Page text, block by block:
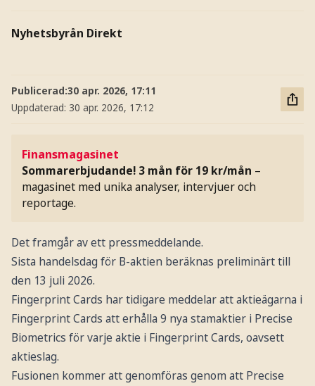
Nyhetsbyrån Direkt
Publicerad:30 apr. 2026, 17:11
Uppdaterad: 30 apr. 2026, 17:12
Finansmagasinet
Sommarerbjudande! 3 mån för 19 kr/mån –
magasinet med unika analyser, intervjuer och
reportage.
Det framgår av ett pressmeddelande.
Sista handelsdag för B-aktien beräknas preliminärt till
den 13 juli 2026.
Fingerprint Cards har tidigare meddelar att aktieägarna i
Fingerprint Cards att erhålla 9 nya stamaktier i Precise
Biometrics för varje aktie i Fingerprint Cards, oavsett
aktieslag.
Fusionen kommer att genomföras genom att Precise